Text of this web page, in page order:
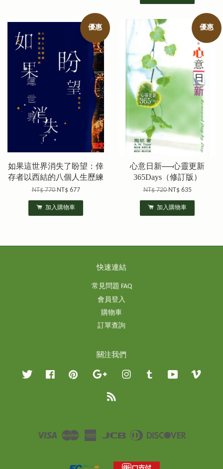
優惠
如果這世界消失了盼望：倖
存者以西結的八個人生歷練
NT$ 770NT$ 677
加入購物車
優惠
心意日新──心靈更新
365Days（修訂版）
NT$ 720NT$ 635
加入購物車
快速連結
常見問題 FAQ
會員登入
購物車
訂單查詢
關注我們
Twitter Facebook Pinterest Google InstagramTumblr YouTube
Visa Master
American
JCB
Diners